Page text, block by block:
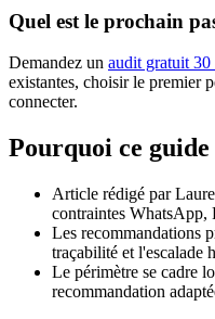
Quel est le prochain
Demandez un audit gratuit 30
existantes, choisir le premier
connecter.
Pourquoi ce
Article rédigé par
contraintes WhatsApp,
Les recommandations
traçabilité et l'escalade
Le périmètre se cadre
recommandation